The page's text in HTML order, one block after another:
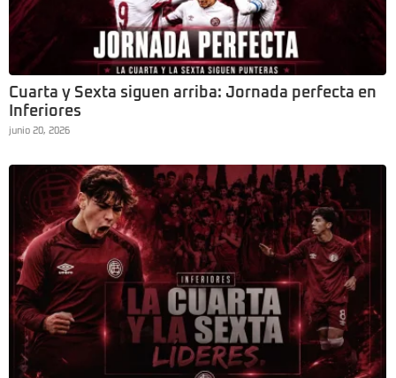
Cuarta y Sexta siguen arriba: Jornada perfecta en
Inferiores
junio 20, 2026